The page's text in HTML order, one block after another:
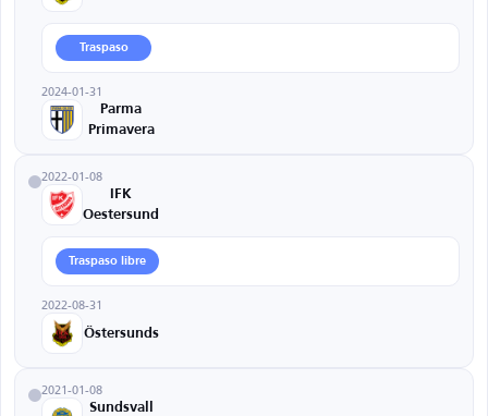
Traspaso
2024-01-31
Parma
Primavera
2022-01-08
IFK
Oestersund
Traspaso libre
2022-08-31
Östersunds
2021-01-08
Sundsvall